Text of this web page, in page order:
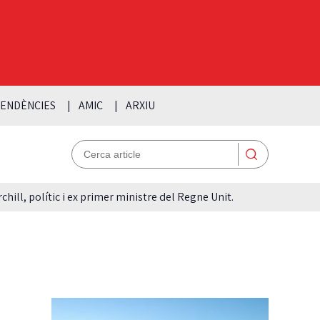
AMIC ARXIU
polític i ex primer ministre del Regne Unit.